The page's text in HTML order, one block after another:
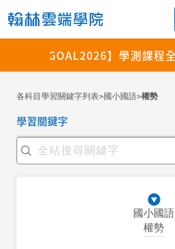
各科目學習關鍵字列表>國小國語>權勢
學習關鍵字
國小國語
權勢